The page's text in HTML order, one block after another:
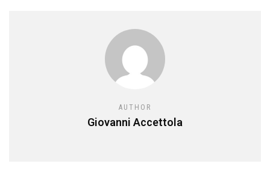
AUTHOR
Giovanni Accettola